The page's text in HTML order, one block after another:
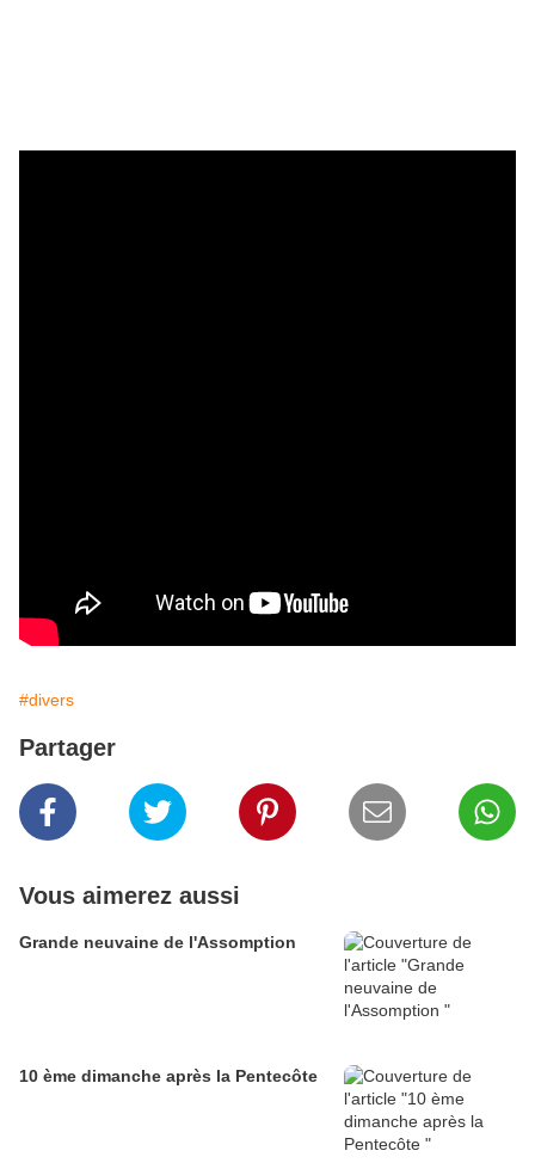
#divers
Partager
Vous aimerez aussi
Grande neuvaine de l'Assomption
10 ème dimanche après la Pentecôte